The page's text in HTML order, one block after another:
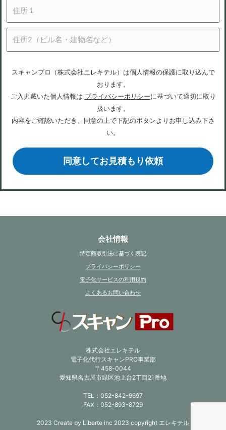
スキャンプロ（株式会社エレキテル）は個人情報の保護に取り込んで
おります。
ご入力戴いた個人情報は プライバシーポリシーに基づいて適切に取り
扱います。
内容をご確認いただき、同意の上で下記のボタンよりお申し込み下さ
い。
会社情報
特定商取引法に基づく表記
プライバシーポリシー
電子化サービスの利用規約
よくあるお問い合わせ
株式会社エレキテル
電子化代行スキャンPRO事業部
〒458-0044
愛知県名古屋市緑区池上台2丁目21番地
TEL：052-842-9697
FAX：052-893-8729
2023 Create by Liberte inc 2023 copyright エレキテル